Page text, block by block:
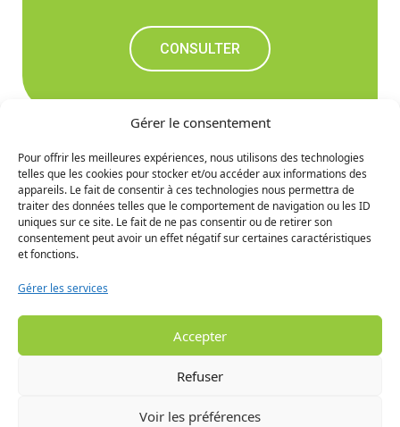
Gérer le consentement
Pour offrir les meilleures expériences, nous utilisons des technologies
telles que les cookies pour stocker et/ou accéder aux informations des
appareils. Le fait de consentir à ces technologies nous permettra de
traiter des données telles que le comportement de navigation ou les ID
uniques sur ce site. Le fait de ne pas consentir ou de retirer son
consentement peut avoir un effet négatif sur certaines caractéristiques
et fonctions.
Gérer les services
Accepter
Refuser
Voir les préférences
CONSULTER
Ne manquez rien des
prochaines nouvelles